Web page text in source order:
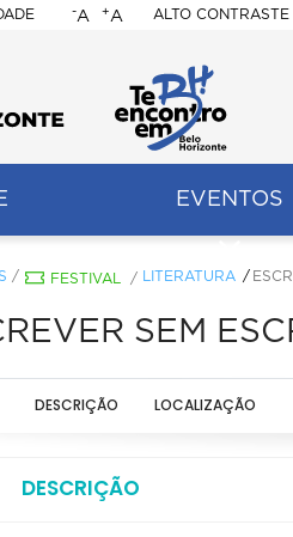
-A +A ALTO CONTRASTE
EVENTOS
/ FESTIVAL / LITERATURA
SEM
DESCRIÇÃO LOCALIZAÇÃO
DESCRIÇÃO